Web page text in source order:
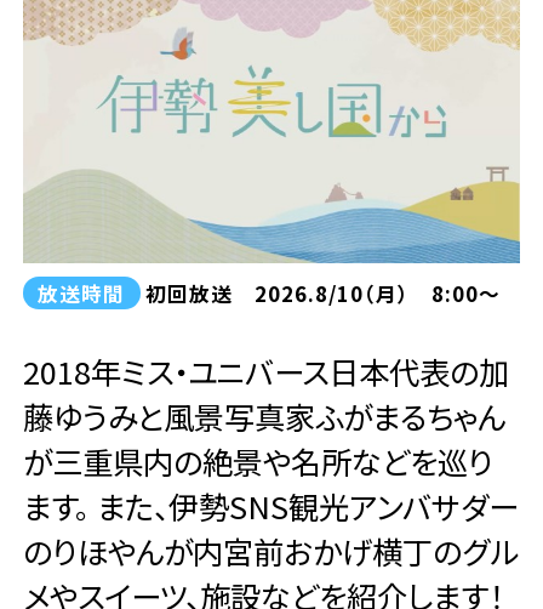
放送時間 初回放送 2026.8/10（月） 8:00～
2018年ミス・ユニバース日本代表の加
藤ゆうみと風景写真家ふがまるちゃん
が三重県内の絶景や名所などを巡り
ます。 また、伊勢SNS観光アンバサダー
のりほやんが内宮前おかげ横丁のグル
メやスイーツ、施設などを紹介します！